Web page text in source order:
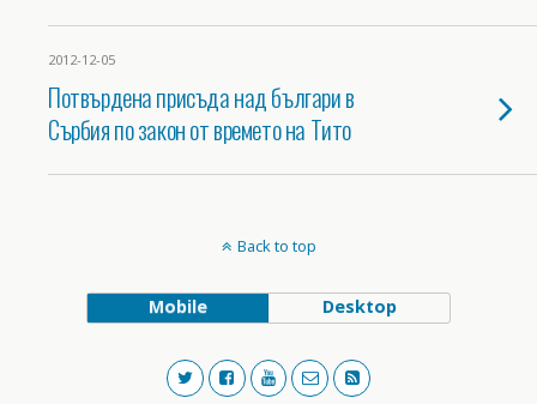
2012-12-05
Потвърдена присъда над българи в
Сърбия по закон от времето на Тито
Back to top
Mobile Desktop